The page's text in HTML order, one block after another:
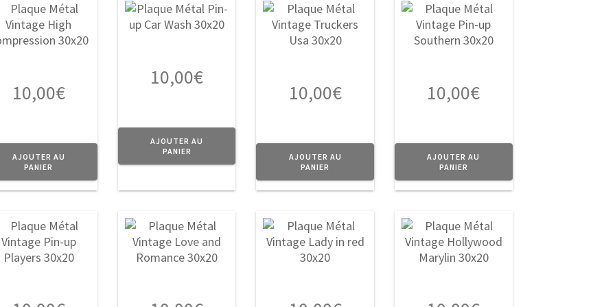
10,00€
AJOUTER AU
PANIER
10,00€
AJOUTER AU
PANIER
10,00€
AJOUTER AU
PANIER
10,00€
AJOUTER AU
PANIER